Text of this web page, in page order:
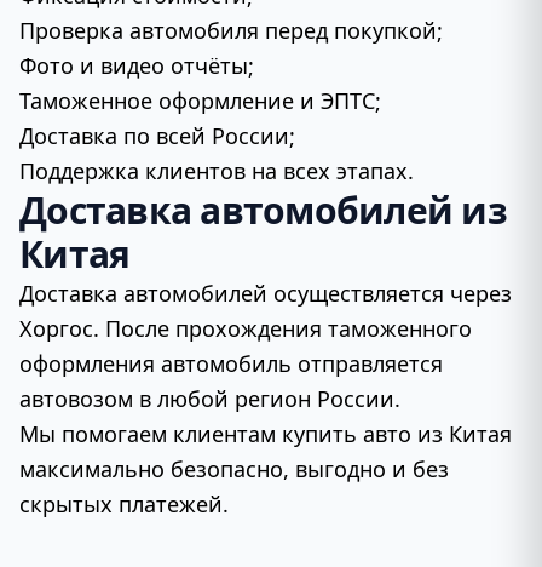
Проверка автомобиля перед покупкой;
Фото и видео отчёты;
Таможенное оформление и ЭПТС;
Доставка по всей России;
Поддержка клиентов на всех этапах.
Доставка автомобилей из
Китая
Доставка автомобилей осуществляется через
Хоргос. После прохождения таможенного
оформления автомобиль отправляется
автовозом в любой регион России.
Мы помогаем клиентам купить авто из Китая
максимально безопасно, выгодно и без
скрытых платежей.